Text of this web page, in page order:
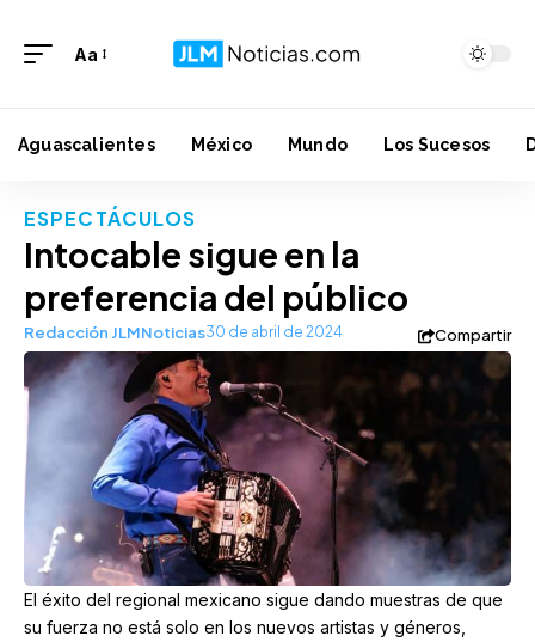
Aa
Aguascalientes México Mundo Los Sucesos
ESPECTÁCULOS
Intocable sigue en la
preferencia del público
Redacción JLMNoticias30 de abril de 2024 Compartir
El éxito del regional mexicano sigue dando muestras de que
su fuerza no está solo en los nuevos artistas y géneros,